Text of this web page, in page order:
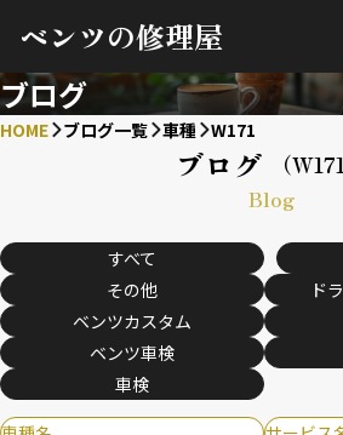
ベンツの修理屋
ブログ
HOME ブログ一覧 車種 W171
ブログ （
Blog
すべて
その他
ド
ベンツカスタム
ベンツ車検
車検